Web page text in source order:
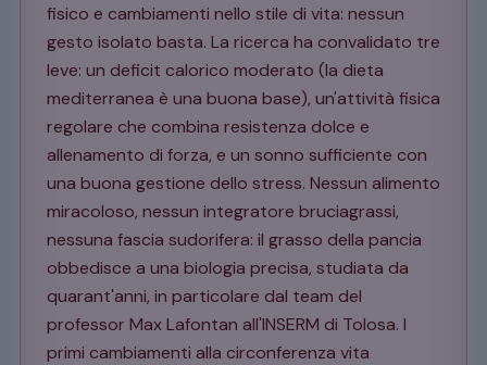
fisico e cambiamenti nello stile di vita: nessun
gesto isolato basta. La ricerca ha convalidato tre
leve: un deficit calorico moderato (la dieta
mediterranea è una buona base), un'attività fisica
regolare che combina resistenza dolce e
allenamento di forza, e un sonno sufficiente con
una buona gestione dello stress. Nessun alimento
miracoloso, nessun integratore bruciagrassi,
nessuna fascia sudorifera: il grasso della pancia
obbedisce a una biologia precisa, studiata da
quarant'anni, in particolare dal team del
professor Max Lafontan all'INSERM di Tolosa. I
primi cambiamenti alla circonferenza vita